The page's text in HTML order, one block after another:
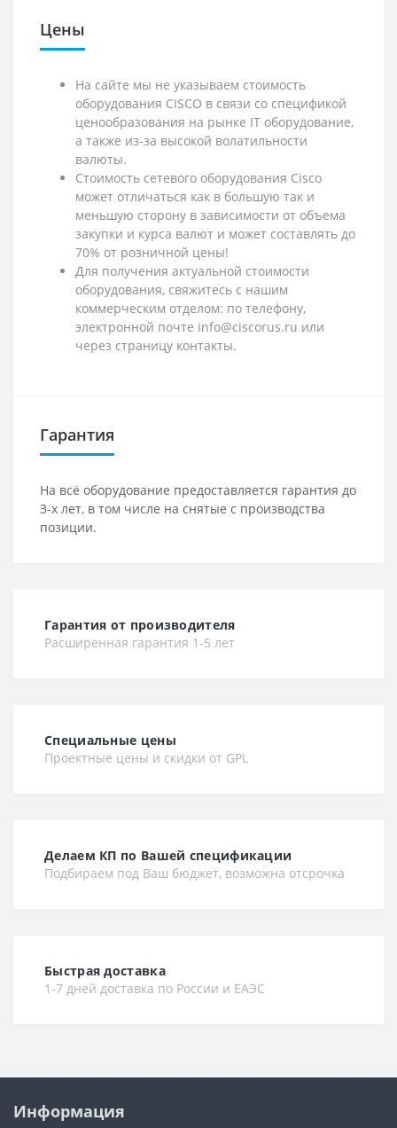
Цены
На сайте мы не указываем стоимость
оборудования CISCO в связи со спецификой
ценообразования на рынке IT оборудование,
а также из-за высокой волатильности
валюты.
Стоимость сетевого оборудования Cisco
может отличаться как в большую так и
меньшую сторону в зависимости от объема
закупки и курса валют и может составлять до
70% от розничной цены!
Для получения актуальной стоимости
оборудования, свяжитесь с нашим
коммерческим отделом: по телефону,
электронной почте info@ciscorus.ru или
через страницу контакты.
Гарантия
На всё оборудование предоставляется гарантия до
3-х лет, в том числе на снятые с производства
позиции.
Гарантия от производителя
Расширенная гарантия 1-5 лет
Специальные цены
Проектные цены и скидки от GPL
Делаем КП по Вашей спецификации
Подбираем под Ваш бюджет, возможна отсрочка
Быстрая доставка
1-7 дней доставка по России и ЕАЭС
Информация